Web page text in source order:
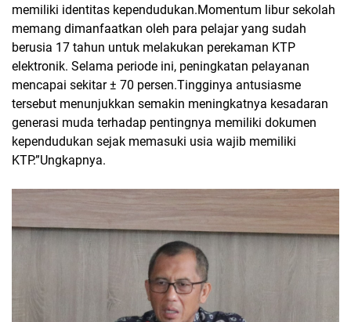
memiliki identitas kependudukan.Momentum libur sekolah
memang dimanfaatkan oleh para pelajar yang sudah
berusia 17 tahun untuk melakukan perekaman KTP
elektronik. Selama periode ini, peningkatan pelayanan
mencapai sekitar ± 70 persen.Tingginya antusiasme
tersebut menunjukkan semakin meningkatnya kesadaran
generasi muda terhadap pentingnya memiliki dokumen
kependudukan sejak memasuki usia wajib memiliki
KTP.”Ungkapnya.